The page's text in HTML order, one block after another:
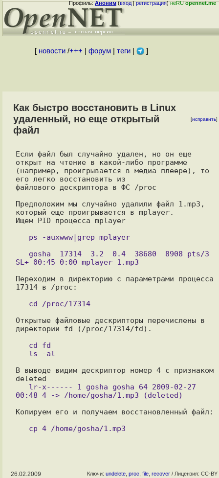
Профиль:Аноним(вход|регистрация)неRUopennet.me
[ новости/+++ форум| теги| ]
Как быстро восстановить в Linux
удаленный, но еще открытый
файл
[исправить]
Если файл был случайно удален, но он еще
открыт на чтение в какой-либо программе
(например, проигрывается в медиа-плеере), то
его легко восстановить из
файлового дескриптора в ФС /proc
Предположим мы случайно удалили файл 1.mp3,
который еще проигрывается в mplayer.
Ищем PID процесса mplayer
   ps -auxwww|grep mplayer
Переходим в директорию с параметрами процесса
Открытые файловые дескрипторы перечислены в
директории fd (/proc/17314/fd).
В выводе видим дескриптор номер 4 с признаком
26.02.2009 Ключи: undelete proc file recover / Лицензия: CC-BY